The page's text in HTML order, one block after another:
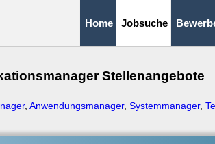
Home Jobsuche
Stellenangebote
, Anwendungsmanager, Systemmanager,